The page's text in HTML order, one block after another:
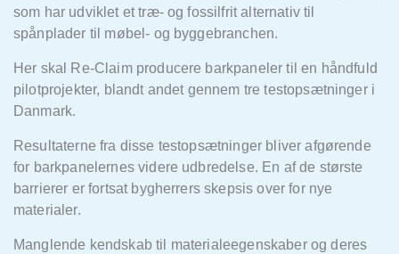
som har udviklet et træ- og fossilfrit alternativ til
spånplader til møbel- og byggebranchen.
Her skal Re-Claimproducere barkpaneler til en håndfuld
pilotprojekter, blandt andet gennem tre testopsætninger i
Danmark.
Resultaterne fra disse testopsætninger bliver afgørende
for barkpanelernes videre udbredelse. En af de største
barrierer er fortsat bygherrers skepsis over for nye
materialer.
Manglende kendskab til materialeegenskaber og deres